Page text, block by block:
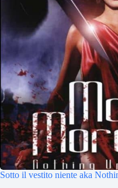
Sotto il vestito niente aka